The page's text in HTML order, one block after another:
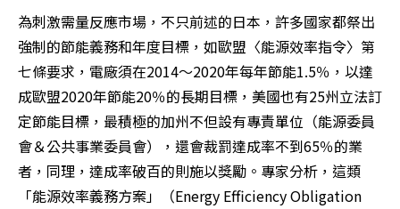
為刺激需量反應市場，不只前述的日本，許多國家都祭出
強制的節能義務和年度目標，如歐盟〈能源效率指令〉第
七條要求，電廠須在2014～2020年每年節能1.5％，以達
成歐盟2020年節能20％的長期目標，美國也有25州立法訂
定節能目標，最積極的加州不但設有專責單位（能源委員
會＆公共事業委員會），還會裁罰達成率不到65％的業
者，同理，達成率破百的則施以獎勵。專家分析，這類
「能源效率義務方案」（Energy Efficiency Obligation